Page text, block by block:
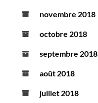
novembre 2018
octobre 2018
septembre 2018
août 2018
juillet 2018